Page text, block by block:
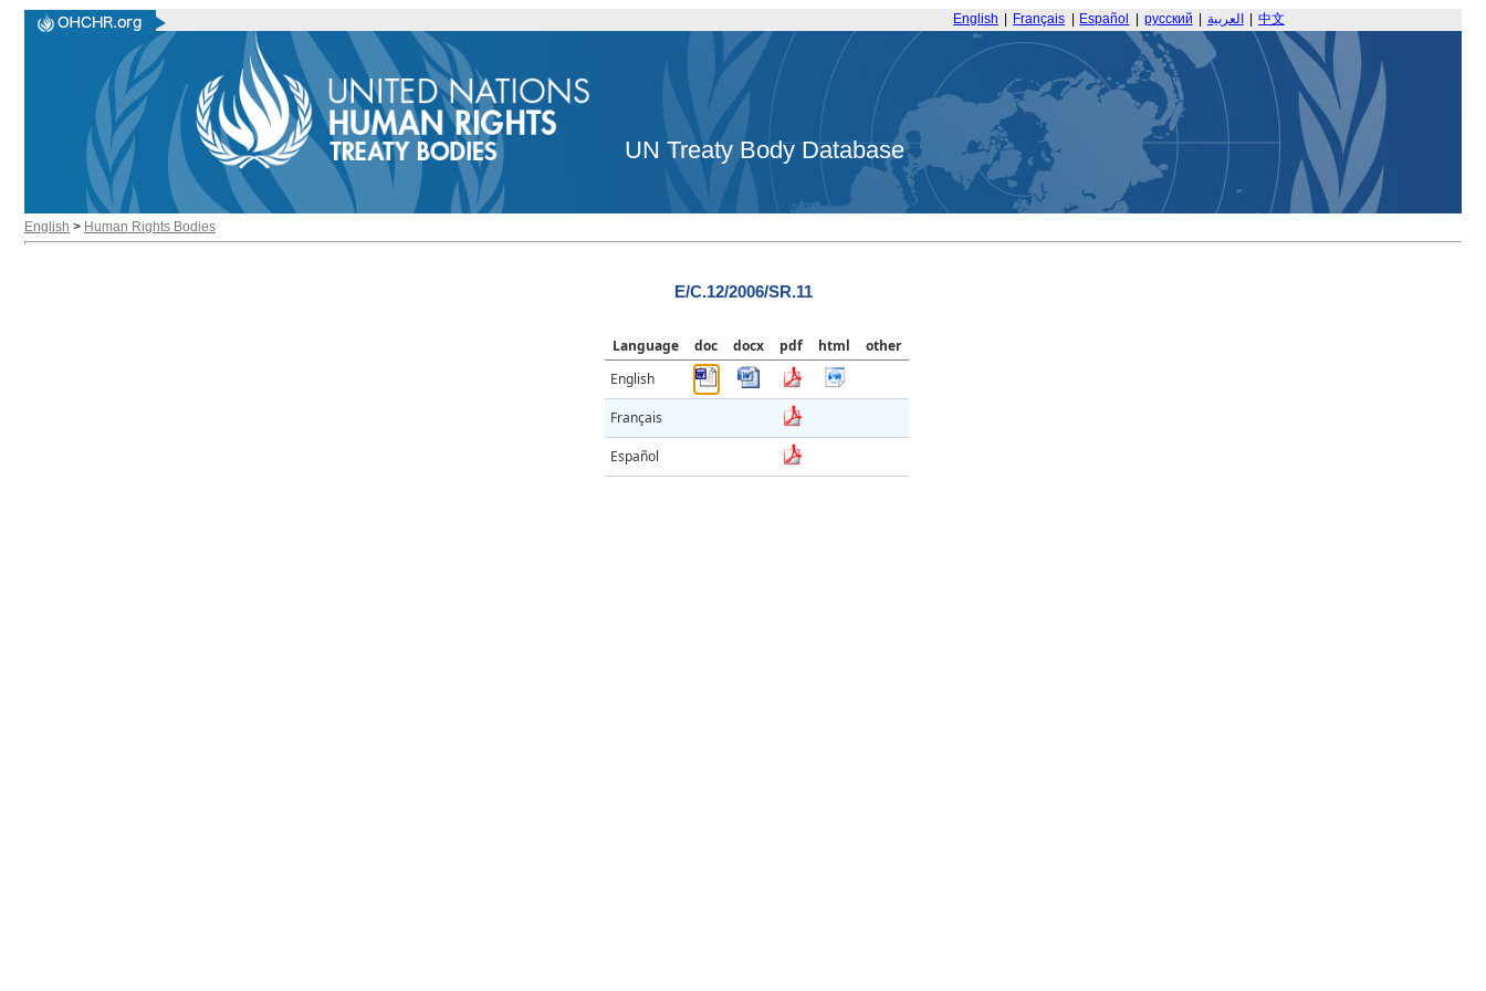
English Français Español русский العربية 中文
UN Treaty Body Database
English > Human Rights Bodies
E/C.12/2006/SR.11
Language doc docx pdf html
other
English
Français
Español